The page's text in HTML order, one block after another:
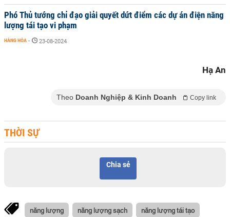
Phó Thủ tướng chỉ đạo giải quyết dứt điểm các dự án điện năng
lượng tái tạo vi phạm
HÀNG HÓA - 23-08-2024
Hạ An
Theo Doanh Nghiệp & Kinh Doanh Copy link
THỜI SỰ
Chia sẻ
năng lượng năng lượng sạch năng lượng tái tạo